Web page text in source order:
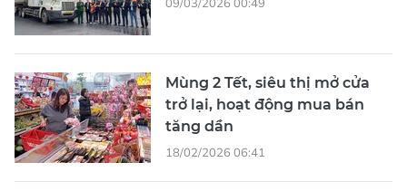
Mùng 2 Tết, siêu thị mở cửa
trở lại, hoạt động mua bán
tăng dần
18/02/2026 06:41